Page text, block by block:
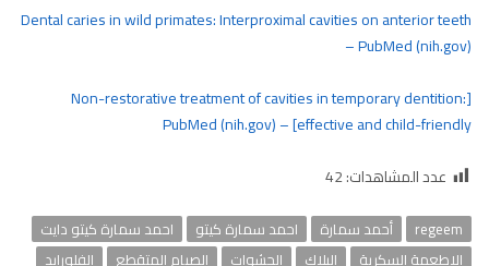
Dental caries in wild primates: Interproximal cavities on anterior teeth
– PubMed (nih.gov)
[Non-restorative treatment of cavities in temporary dentition:
effective and child-friendly] – PubMed (nih.gov)
عدد المشاهدات:42
regeem أحمد سمارة احمد سمارة كيتو
احمد سمارة كيتو دايت
الاطعمة السكرية
البلاك الحشوات الصيام المتقطع
الفلورايد